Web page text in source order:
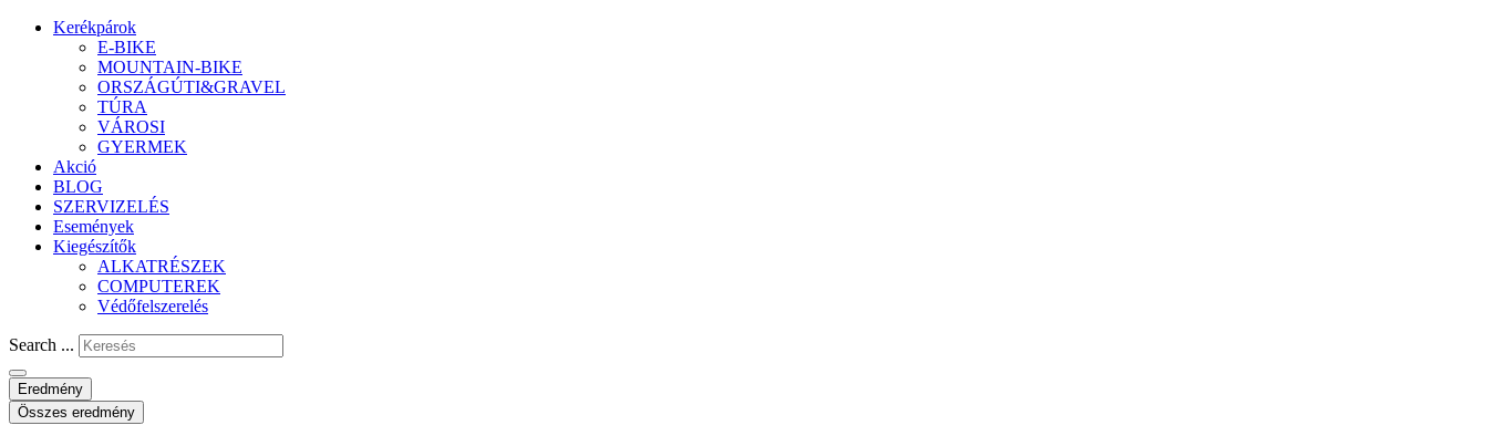
Kerékpárok
E-BIKE
MOUNTAIN-BIKE
ORSZÁGÚTI&GRAVEL
TÚRA
VÁROSI
GYERMEK
Akció
BLOG
SZERVIZELÉS
Események
Kiegészítők
ALKATRÉSZEK
COMPUTEREK
Védőfelszerelés
Search ...
Eredmény
Összes eredmény